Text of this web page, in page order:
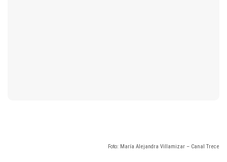
Foto: María Alejandra Villamizar – Canal Trece